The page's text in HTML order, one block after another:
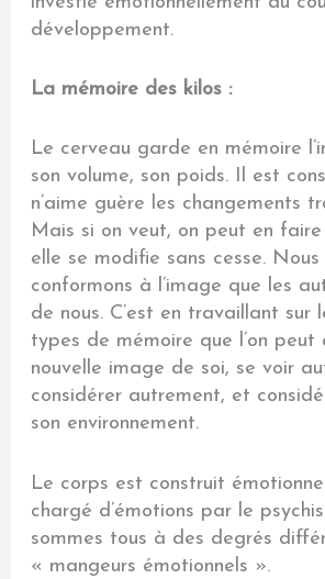
développement.
La mémoire des kilos :
Le cerveau garde en mémoire
son volume, son poids. Il est
n’aime guère les changements
Mais si on veut, on peut en
elle se modifie sans cesse. Nous
conformons à l’image que les
de nous. C’est en travaillant sur
types de mémoire que l’on peut
nouvelle image de soi, se voir
considérer autrement, et
son environnement.
Le corps est construit
chargé d’émotions par le
sommes tous à des degrés
« mangeurs émotionnels ».